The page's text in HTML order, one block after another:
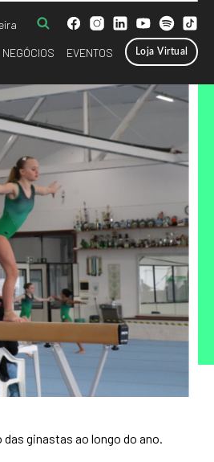
NEGÓCIOS EVENTOS Loja Virtual
ginastas ao longo do ano.